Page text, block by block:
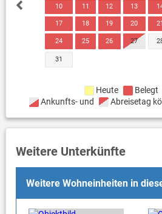
10 11 12 13
17 18 19 20 21
24 25 26 27
31
Heute Belegt
Ankunfts- und
Abreisetag
Weitere Unterkünfte
Weitere Wohneinheiten in